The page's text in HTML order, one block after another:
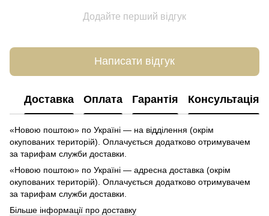
Додайте перший відгук
Написати відгук
Доставка Оплата Гарантія Консультація
«Новою поштою» по Україні — на відділення (окрім
окупованих територій). Оплачується додатково отримувачем
за тарифам служби доставки.
«Новою поштою» по Україні — адресна доставка (окрім
окупованих територій). Оплачується додатково отримувачем
за тарифам служби доставки.
Більше інформації про доставку